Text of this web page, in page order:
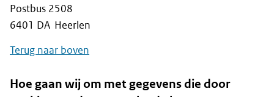
Postbus 2508
6401 DA Heerlen
Terug naar boven
Hoe gaan wij om met gegevens die door